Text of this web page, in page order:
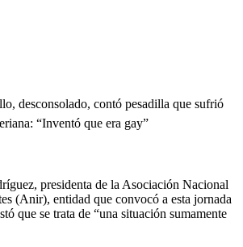
desconsolado, contó pesadilla que sufrió
“Inventó que era gay”
presidenta de la Asociación Nacional
(Anir), entidad que convocó a esta jornada
que se trata de “una situación sumamente